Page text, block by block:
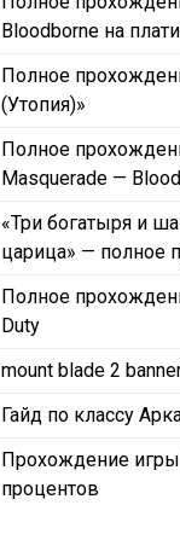
Bloodborne на
Полное
(Утопия)»
Полное
Masquerade —
«Три богатыря и
царица» — полное
Полное
Duty
mount blade 2
Гайд по классу
Прохождение игры
процентов